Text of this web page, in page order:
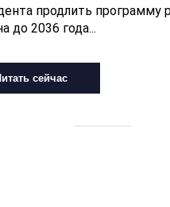
продлить программу
до 2036 года...
сейчас